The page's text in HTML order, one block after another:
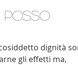
posso
dignità
gli effetti ma,